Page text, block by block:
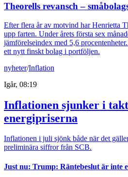
Theorells revansch –
Efter flera år av motvind har Henrietta
upp farten. Under årets första sex
jämförelseindex med 5,6
ett nytt finskt bolag i portföljen.
nyheter/Inflation
Igår, 08:19
Inflationen sjunker i
energipriserna
Inflationen i juli sjönk både när det
preliminära siffror från SCB.
Just nu: Trump: Räntebeslut är inte